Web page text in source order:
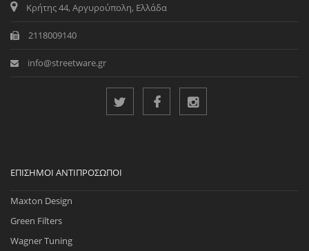
Κρήτης 44, Αργυρούπολη, Ελλάδα
2118009140
info@streetware.gr
ΕΠΊΣΗΜΟΙ ΑΝΤΙΠΡΌΣΩΠΟΙ
Maxton Design
Green Filters
Wagner Tuning